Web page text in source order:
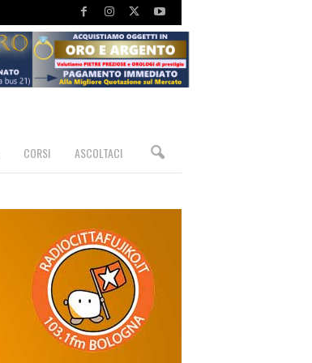
CORSI ASCOLTACI